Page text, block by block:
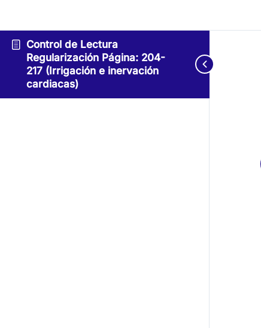
Control de Lectura
Regularización Página: 204-
217 (Irrigación e inervación
cardiacas)